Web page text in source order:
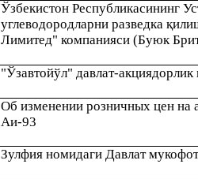
Ўзбекистон Республикасининг
углеводородларни разведка қ
Лимитед" компанияси (Буюк
"Ўзавтойўл" давлат-акциядорлик
Об изменении розничных цен
Аи-93
Зулфия номидаги Давлат